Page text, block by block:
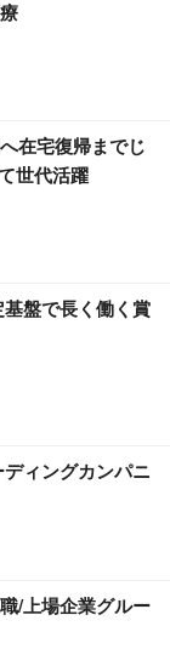
在宅復帰までじ
世代活躍
盤で長く働く賞
ィングカンパニ
/上場企業グルー